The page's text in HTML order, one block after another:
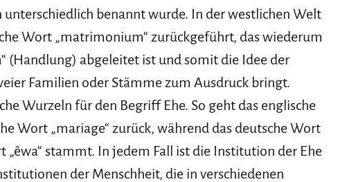
unterschiedlich benannt wurde. In der westlichen Welt
Wort „matrimonium“ zurückgeführt, das wiederum
(Handlung) abgeleitet ist und somit die Idee der
Familien oder Stämme zum Ausdruck bringt.
Wurzeln für den Begriff Ehe. So geht das englische
Wort „mariage“ zurück, während das deutsche Wort
„êwa“ stammt. In jedem Fall ist die Institution der Ehe
der Menschheit, die in verschiedenen